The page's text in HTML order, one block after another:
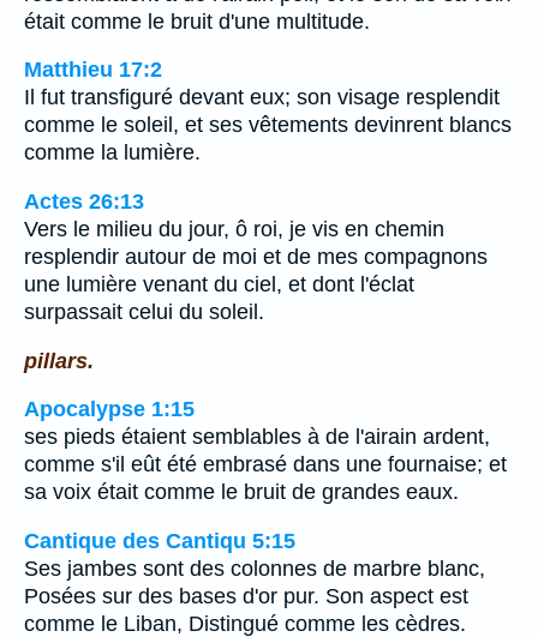
était comme le bruit d'une multitude.
Matthieu 17:2
Il fut transfiguré devant eux; son visage resplendit
comme le soleil, et ses vêtements devinrent blancs
comme la lumière.
Actes 26:13
Vers le milieu du jour, ô roi, je vis en chemin
resplendir autour de moi et de mes compagnons
une lumière venant du ciel, et dont l'éclat
surpassait celui du soleil.
pillars.
Apocalypse 1:15
ses pieds étaient semblables à de l'airain ardent,
comme s'il eût été embrasé dans une fournaise; et
sa voix était comme le bruit de grandes eaux.
Cantique des Cantiqu 5:15
Ses jambes sont des colonnes de marbre blanc,
Posées sur des bases d'or pur. Son aspect est
comme le Liban, Distingué comme les cèdres.